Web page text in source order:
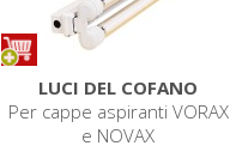
LUCI DEL COFANO
Per cappe aspiranti VORAX
e NOVAX